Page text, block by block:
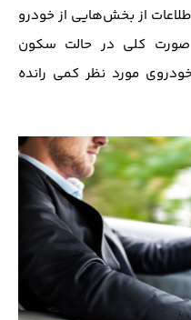
از بخش‌هایی از خودرو
کلی در حالت سکون
مورد نظر کمی رانده